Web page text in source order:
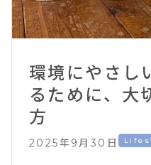
環境にやさし
るために、大
方
2025年9月30日